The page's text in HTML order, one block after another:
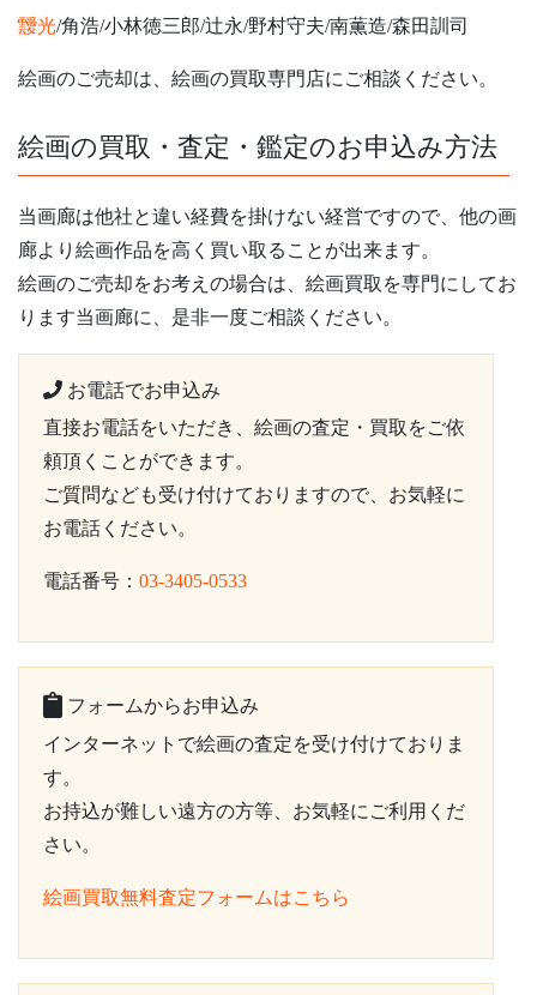
靉光/角浩/小林徳三郎/辻永/野村守夫/南薫造/森田訓司
絵画のご売却は、絵画の買取専門店にご相談ください。
絵画の買取・査定・鑑定のお申込み方法
当画廊は他社と違い経費を掛けない経営ですので、他の画
廊より絵画作品を高く買い取ることが出来ます。
絵画のご売却をお考えの場合は、絵画買取を専門にしてお
ります当画廊に、是非一度ご相談ください。
お電話でお申込み
直接お電話をいただき、絵画の査定・買取をご依
頼頂くことができます。
ご質問なども受け付けておりますので、お気軽に
お電話ください。
電話番号： 03-3405-0533
フォームからお申込み
インターネットで絵画の査定を受け付けておりま
す。
お持込が難しい遠方の方等、お気軽にご利用くだ
さい。
絵画買取無料査定フォームはこちら